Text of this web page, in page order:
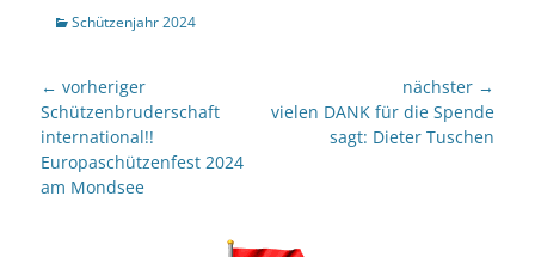
Kategorien
Schützenjahr 2024
Beitragsnavigation
← vorheriger
Vorheriger
Beitrag:
Schützenbruderschaft
international!!
Europaschützenfest 2024
am Mondsee
nächster →
nächster
vielen DANK für die Spende
sagt: Dieter Tuschen